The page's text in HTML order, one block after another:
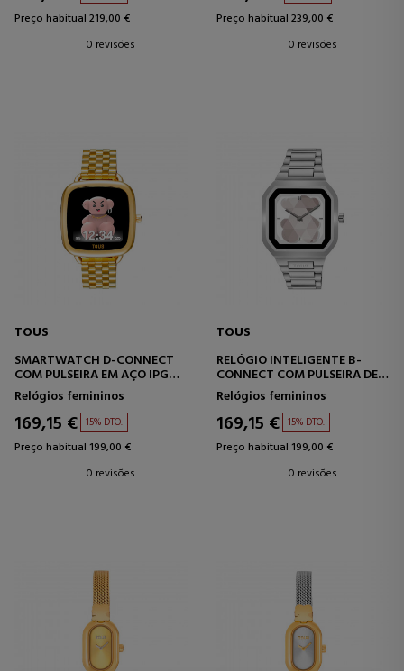
Preço habitual 219,00 €
0 revisões
Preço habitual 239,00 €
0 revisões
TOUS
SMARTWATCH D-CONNECT
COM PULSEIRA EM AÇO IPG
DOURADO
Relógios femininos
169,15 € 15% DTO.
Preço habitual 199,00 €
0 revisões
TOUS
RELÓGIO INTELIGENTE B-
CONNECT COM PULSEIRA DE
AÇO
Relógios femininos
169,15 € 15% DTO.
Preço habitual 199,00 €
0 revisões